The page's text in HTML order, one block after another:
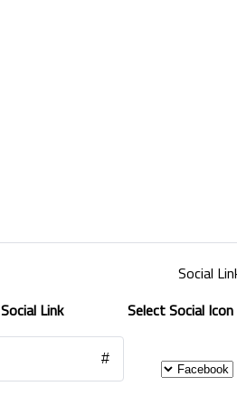
Social
Select Social Icon
Social Link